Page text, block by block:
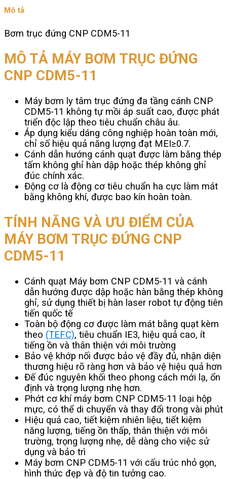
11
lượng
Mô tả
Bơm trục đứng CNP CDM5-11
MÔ TẢ MÁY BƠM TRỤC ĐỨNG
CNP CDM5-11
Máy bơm ly tâm trục đứng đa tầng cánh CNP
CDM5-11 không tự mồi áp suất cao, được phát
triển độc lập theo tiêu chuẩn châu âu.
Áp dụng kiểu dáng công nghiệp hoàn toàn mới,
chỉ số hiệu quả năng lượng đạt MEI≥0.7.
Cánh dẫn hướng cánh quạt được làm bằng thép
tấm không ghỉ hàn dập hoặc thép không ghỉ
đúc chính xác.
Động cơ là động cơ tiêu chuẩn ha cực làm mát
bằng không khí, được bao kín hoàn toàn.
TÍNH NĂNG VÀ ƯU ĐIỂM CỦA
MÁY BƠM TRỤC ĐỨNG CNP
CDM5-11
Cánh quạt Máy bơm CNP CDM5-11 và cánh
dẫn hướng được dập hoặc hàn bằng thép không
ghỉ, sử dụng thiết bị hàn laser robot tự động tiên
tiến quốc tế
Toàn bộ động cơ được làm mát bằng quạt kèm
theo (TEFC), tiêu chuẩn IE3, hiệu quả cao, ít
tiếng ồn và thân thiện với môi trường
Bảo vệ khớp nối được bảo vệ đầy đủ, nhận diện
thương hiệu rõ ràng hơn và bảo vệ hiệu quả hơn
Đế đúc nguyên khối theo phong cách mới lạ, ổn
định và trọng lượng nhẹ hơn.
Phớt cơ khí máy bơm CNP CDM5-11 loại hộp
mực, có thể di chuyển và thay đổi trong vài phút
Hiệu quả cao, tiết kiệm nhiên liệu, tiết kiệm
năng lượng, tiếng ồn thấp, thân thiện với môi
trường, trọng lượng nhẹ, dễ dàng cho việc sử
dụng và bảo trì
Máy bơm CNP CDM5-11 với cấu trúc nhỏ gọn,
hình thức đẹp và độ tin tưởng cao.